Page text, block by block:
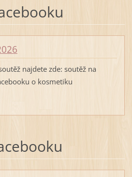
najdete zde: soutěž na
o kosmetiku